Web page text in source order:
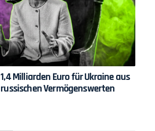
1,4 Milliarden Euro für Ukraine aus
russischen Vermögenswerten